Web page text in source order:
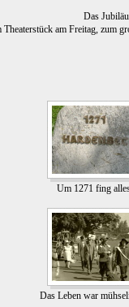
Das
Theaterstück am Freitag, zum
Um 1271 fing
Das Leben war